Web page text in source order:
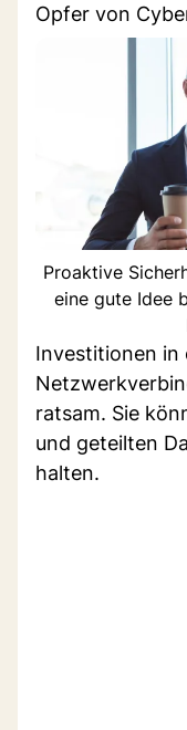
Opfer von
Proaktive
eine gute Idee
Investitionen in
ratsam. Sie
und geteilten
halten.